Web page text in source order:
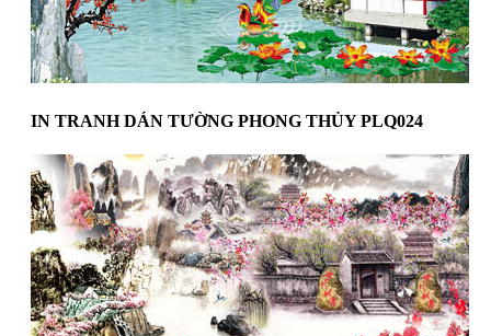
IN TRANH DÁN TƯỜNG PHONG THỦY PLQ024